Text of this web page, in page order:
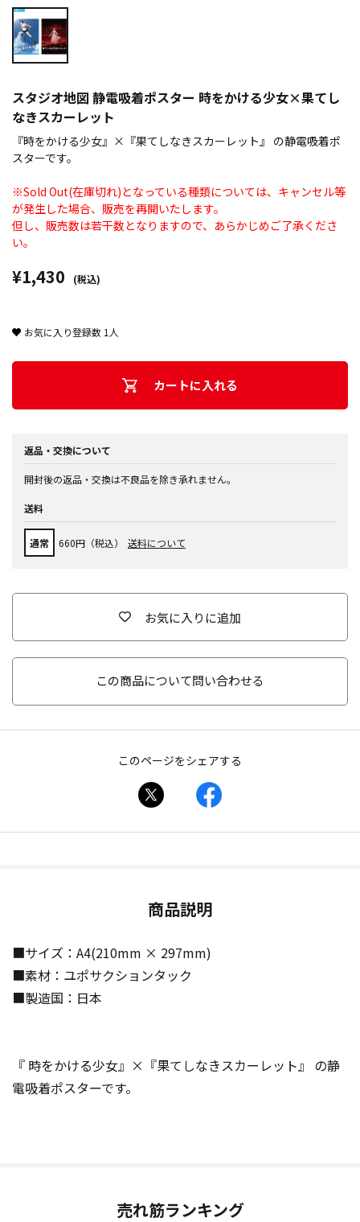
スタジオ地図 静電吸着ポスター 時をかける少女×果てし
なきスカーレット
『時をかける少女』×『果てしなきスカーレット』 の静電吸着ポ
スターです。
※Sold Out(在庫切れ)となっている種類については、キャンセル等
が発生した場合、販売を再開いたします。
但し、販売数は若干数となりますので、あらかじめご了承くださ
い。
¥1,430 (税込)
お気に入り登録数 1 人
カートに入れる
返品・交換について
開封後の返品・交換は不良品を除き承れません。
送料
通常 660円（税込） 送料について
お気に入りに追加
この商品について問い合わせる
このページをシェアする
商品説明
■サイズ：A4(210mm × 297mm)
■素材：ユポサクションタック
■製造国：日本
『 時をかける少女』×『果てしなきスカーレット』 の静
電吸着ポスターです。
売れ筋ランキング